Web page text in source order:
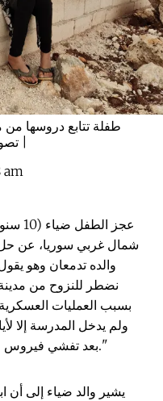
طفلة تتابع دروسها
|
am
عجز
شمال غربي سوريا، عن
والده تدمعان وهو
نضطر للنزوح من
بسبب العمليات
ولم يدخل المدرسة إلا
بعد تفشي فيروس "كورونا" (كوفيد-19) في المنطقة."
يشير والد ضياء إلى